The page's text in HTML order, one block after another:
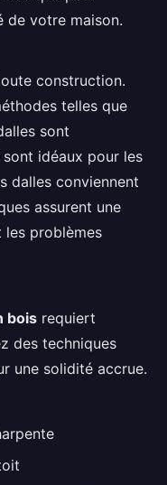
de votre maison.
construction.
telles que
sont
idéaux pour les
dalles conviennent
assurent une
problèmes
bois requiert
des techniques
une solidité accrue.